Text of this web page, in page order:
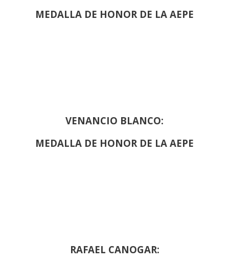
MEDALLA DE HONOR DE LA AEPE
VENANCIO BLANCO:
MEDALLA DE HONOR DE LA AEPE
RAFAEL CANOGAR: